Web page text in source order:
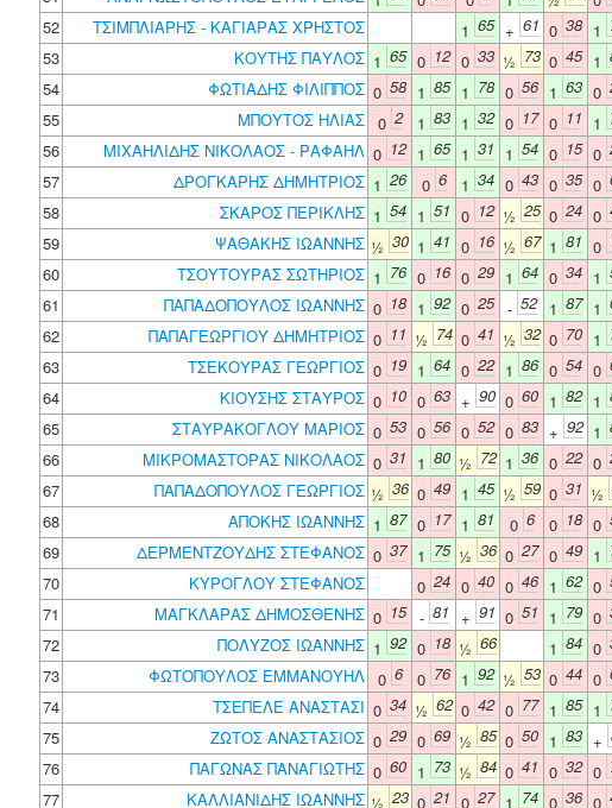
52
ΤΣΙΜΠΛΙΑΡΗΣ - ΚΑΓΙΑΡΑΣ ΧΡΗΣΤΟΣ 1 65 + 61 0 38 1
53
ΚΟΥΤΗΣ ΠΑΥΛΟΣ 1 65 0 12 0 33 ½ 73 0 45 1
54
ΦΩΤΙΑΔΗΣ ΦΙΛΙΠΠΟΣ 0 58 1 85 1 78 0 56 1 63 0
55
ΜΠΟΥΤΟΣ ΗΛΙΑΣ 0 2 1 83 1 32 0 17 0 11 1
56
ΜΙΧΑΗΛΙΔΗΣ ΝΙΚΟΛΑΟΣ - ΡΑΦΑΗΛ 0 12 1 65 1 31 1 54 0 15 0
57
ΔΡΟΓΚΑΡΗΣ ΔΗΜΗΤΡΙΟΣ 1 26 0 6 1 34 0 43 0 35 0
58
ΣΚΑΡΟΣ ΠΕΡΙΚΛΗΣ 1 54 1 51 0 12 ½ 25 0 24 0
59
ΨΑΘΑΚΗΣ ΙΩΑΝΝΗΣ ½ 30 1 41 0 16 ½ 67 1 81 0
60
ΤΣΟΥΤΟΥΡΑΣ ΣΩΤΗΡΙΟΣ 1 76 0 16 0 29 1 64 0 34 1
61
ΠΑΠΑΔΟΠΟΥΛΟΣ ΙΩΑΝΝΗΣ 0 18 1 92 0 25 - 52 1 87 1
62
ΠΑΠΑΓΕΩΡΓΙΟΥ ΔΗΜΗΤΡΙΟΣ 0 11 ½ 74 0 41 ½ 32 0 70 1
63
ΤΣΕΚΟΥΡΑΣ ΓΕΩΡΓΙΟΣ 0 19 1 64 0 22 1 86 0 54 0
64
ΚΙΟΥΣΗΣ ΣΤΑΥΡΟΣ 0 10 0 63 + 90 0 60 1 82 1
65
ΣΤΑΥΡΑΚΟΓΛΟΥ ΜΑΡΙΟΣ 0 53 0 56 0 52 0 83 + 92 1
66
ΜΙΚΡΟΜΑΣΤΟΡΑΣ ΝΙΚΟΛΑΟΣ 0 31 1 80 ½ 72 1 36 0 22 0
67
ΠΑΠΑΔΟΠΟΥΛΟΣ ΓΕΩΡΓΙΟΣ ½ 36 0 49 1 45 ½ 59 0 31 ½
68
ΑΠΟΚΗΣ ΙΩΑΝΝΗΣ 1 87 0 17 1 81 0 6 0 18 0
69
ΔΕΡΜΕΝΤΖΟΥΔΗΣ ΣΤΕΦΑΝΟΣ 0 37 1 75 ½ 36 0 27 0 49 1
70
ΚΥΡΟΓΛΟΥ ΣΤΕΦΑΝΟΣ 0 24 0 40 0 46 1 62 0
71
ΜΑΓΚΛΑΡΑΣ ΔΗΜΟΣΘΕΝΗΣ 0 15 - 81 + 91 0 51 1 79 0
72
ΠΟΛΥΖΟΣ ΙΩΑΝΝΗΣ 1 92 0 18 ½ 66 1 84 0
73
ΦΩΤΟΠΟΥΛΟΣ ΕΜΜΑΝΟΥΗΛ 0 6 0 76 1 92 ½ 53 0 44 0
74
ΤΣΕΠΕΛΕ ΑΝΑΣΤΑΣΙ 0 34 ½ 62 0 42 0 77 1 85 1
75
ΖΩΤΟΣ ΑΝΑΣΤΑΣΙΟΣ 0 29 0 69 ½ 85 0 50 1 83 +
76
ΠΑΓΩΝΑΣ ΠΑΝΑΓΙΩΤΗΣ 0 60 1 73 ½ 84 0 41 0 32 0
77
ΚΑΛΛΙΑΝΙΔΗΣ ΙΩΑΝΝΗΣ ½ 23 0 21 0 27 1 74 0 36 0